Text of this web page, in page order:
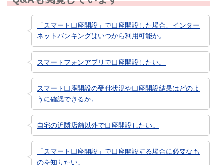
「スマート口座開設」で口座開設した場合、インター
ネットバンキングはいつから利用可能か。
スマートフォンアプリで口座開設したい。
スマート口座開設の受付状況や口座開設結果はどのよ
うに確認できるか。
自宅の近隣店舗以外で口座開設したい。
「スマート口座開設」で口座開設する場合に必要なも
のを知りたい。